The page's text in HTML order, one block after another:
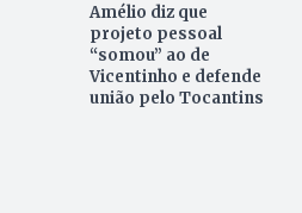
Amélio diz que
projeto pessoal
“somou” ao de
Vicentinho e defende
união pelo Tocantins